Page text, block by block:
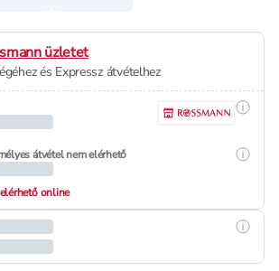
üzletet
és Expressz átvételhez
átvétel nem elérhető
online